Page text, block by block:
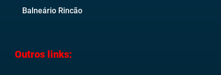
Balneário Rincão
Outros links: